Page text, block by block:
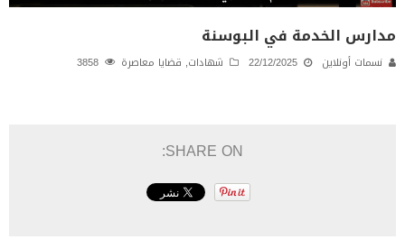
مدارس الخدمة في البوسنة
نسمات أونلاين 22/12/2025 شهادات, قضايا معاصرة
SHARE ON: